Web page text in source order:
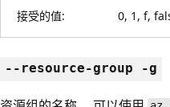
接受的值: 0, 1, f,
--resource-group -g